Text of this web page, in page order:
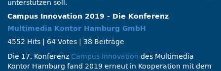
unterstützen soll.
Campus Innovation 2019 - Die Konferenz
Multimedia Kontor Hamburg GmbH
4552 Hits
64 Votes
38 Beiträge
Die 17. Konferenz Campus Innovation des Multimedia
Kontor Hamburg fand 2019 erneut in Kooperation mit dem